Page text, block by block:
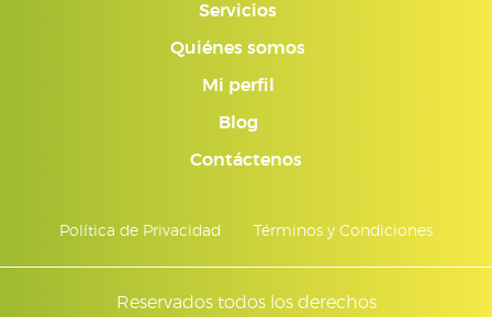
Servicios
Quiénes somos
Mi perfil
Blog
Contáctenos
Política de Privacidad Términos y Condiciones
Reservados todos los derechos